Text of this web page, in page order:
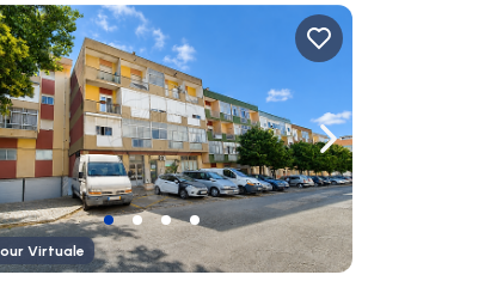
a sinistra Naviga a destra
Virtuale